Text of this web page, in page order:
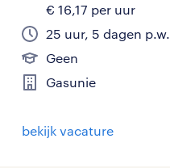
€ 16,17 per uur
25 uur, 5 dagen p.w.
Geen
Gasunie
bekijk vacature